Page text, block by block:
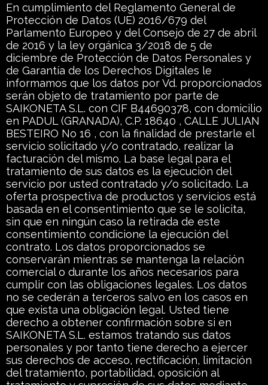
En cumplimiento del Reglamento General de
Protección de Datos (UE) 2016/679 del
Parlamento Europeo y del Consejo de 27 de abril
de 2016 y la ley orgánica 3/2018 de 5 de
diciembre de Protección de Datos Personales y
de Garantía de los Derechos Digitales le
informamos que los datos por Vd. proporcionados
serán objeto de tratamiento por parte de
SAIKONETA S.L. con CIF B44690378, con domicilio
en PADUL (GRANADA), C.P. 18640 , CALLE JULIAN
BESTEIRO No 16 , con la finalidad de prestarle el
servicio solicitado y/o contratado, realizar la
facturación del mismo. La base legal para el
tratamiento de sus datos es la ejecución del
servicio por usted contratado y/o solicitado. La
oferta prospectiva de productos y servicios está
basada en el consentimiento que se le solicita,
sin que en ningún caso la retirada de este
consentimiento condicione la ejecución del
contrato. Los datos proporcionados se
conservarán mientras se mantenga la relación
comercial o durante los años necesarios para
cumplir con las obligaciones legales. Los datos
no se cederán a terceros salvo en los casos en
que exista una obligación legal. Usted tiene
derecho a obtener confirmación sobre si en
SAIKONETA S.L. estamos tratando sus datos
personales y por tanto tiene derecho a ejercer
sus derechos de acceso, rectificación, limitación
del tratamiento, portabilidad, oposición al